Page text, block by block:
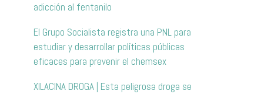
adicción al fentanilo
El Grupo Socialista registra una PNL para
estudiar y desarrollar políticas públicas
eficaces para prevenir el chemsex
XILACINA DROGA | Esta peligrosa droga se